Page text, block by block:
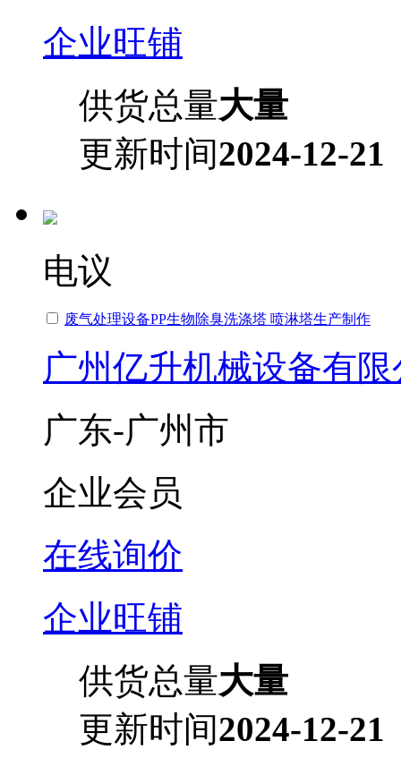
企业旺铺
供货总量大量
更新时间2024-12-21
电议
废气处理设备PP生物除臭洗涤塔 喷淋塔生产制作
广州亿升机械设备有
广东-广州市
企业会员
在线询价
企业旺铺
供货总量大量
更新时间2024-12-21